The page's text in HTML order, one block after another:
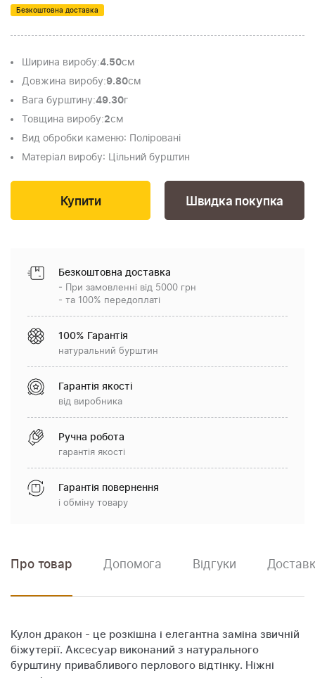
Безкоштовна доставка
Ширина виробу:4.50см
Довжина виробу:9.80см
Вага бурштину:49.30г
Товщина виробу:2см
Вид обробки каменю: Поліровані
Матеріал виробу: Цільний бурштин
Швидка покупка
Безкоштовна доставка
- При замовленні від 5000 грн
- та 100% передоплаті
100% Гарантія
натуральний бурштин
Гарантія якості
від виробника
Ручна робота
гарантія якості
Гарантія повернення
і обміну товару
Про товар Допомога Відгуки
Кулон дракон - це розкішна і елегантна заміна звичній
біжутерії. Аксесуар виконаний з натурального
бурштину привабливого перлового відтінку. Ніжні